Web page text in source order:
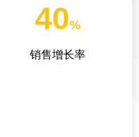
40%
销售增长率